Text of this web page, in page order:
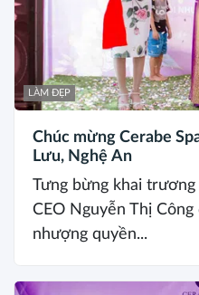
LÀM ĐẸP
Chúc mừng Cerabe
Lưu, Nghệ An
Tưng bừng khai
CEO Nguyễn Thị
nhượng quyền...